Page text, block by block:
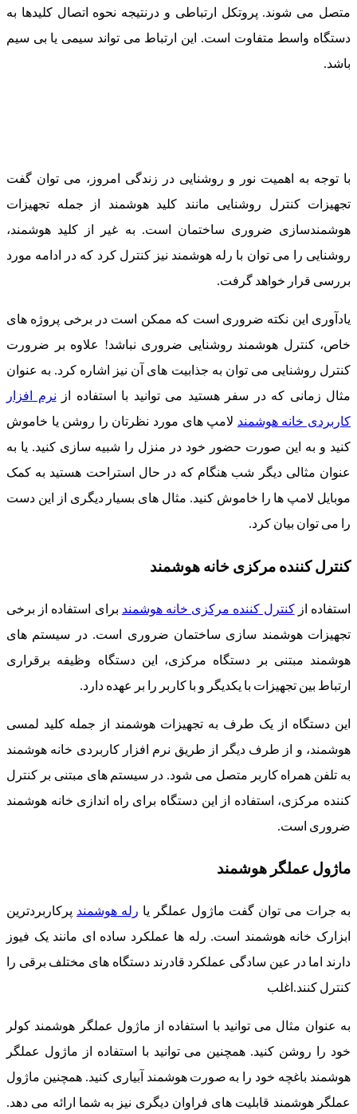
متصل می شوند. پروتکل ارتباطی و درنتیجه نحوه اتصال کلیدها به
دستگاه واسط متفاوت است. این ارتباط می تواند سیمی یا بی سیم
باشد.
با توجه به اهمیت نور و روشنایی در زندگی امروز، می توان گفت
تجهیزات کنترل روشنایی مانند کلید هوشمند از جمله تجهیزات
هوشمندسازی ضروری ساختمان است. به غیر از کلید هوشمند،
روشنایی را می توان با رله هوشمند نیز کنترل کرد که در ادامه مورد
بررسی قرار خواهد گرفت.
یادآوری این نکته ضروری است که ممکن است در برخی پروژه های
خاص، کنترل هوشمند روشنایی ضروری نباشد! علاوه بر ضرورت
کنترل روشنایی می توان به جذابیت های آن نیز اشاره کرد. به عنوان
مثال زمانی که در سفر هستید می توانید با استفاده از نرم افزار
کاربردی خانه هوشمند لامپ های مورد نظرتان را روشن یا خاموش
کنید و به این صورت حضور خود در منزل را شبیه سازی کنید. یا به
عنوان مثالی دیگر شب هنگام که در حال استراحت هستید به کمک
موبایل لامپ ها را خاموش کنید. مثال های بسیار دیگری از این دست
را می توان بیان کرد.
کنترل کننده مرکزی خانه هوشمند
استفاده ازکنترل کننده مرکزی خانه هوشمند برای استفاده از برخی
تجهیزات هوشمند سازی ساختمان ضروری است. در سیستم های
هوشمند مبتنی بر دستگاه مرکزی، این دستگاه وظیفه برقراری
ارتباط بین تجهیزات با یکدیگر و با کاربر را بر عهده دارد.
این دستگاه از یک طرف به تجهیزات هوشمند از جمله کلید لمسی
هوشمند، و از طرف دیگر از طریق نرم افزار کاربردی خانه هوشمند
به تلفن همراه کاربر متصل می شود. در سیستم های مبتنی بر کنترل
کننده مرکزی، استفاده از این دستگاه برای راه اندازی خانه هوشمند
ضروری است.
ماژول عملگر هوشمند
به جرات می توان گفت ماژول عملگر یا رله هوشمند پرکاربردترین
ابزارک خانه هوشمند است. رله ها عملکرد ساده ای مانند یک فیوز
دارند اما در عین سادگی عملکرد قادرند دستگاه های مختلف برقی را
کنترل کنند.اغلب
به عنوان مثال می توانید با استفاده از ماژول عملگر هوشمند کولر
خود را روشن کنید. همچنین می توانید با استفاده از ماژول عملگر
هوشمند باغچه خود را به صورت هوشمند آبیاری کنید. همچنین ماژول
عملگر هوشمند قابلیت های فراوان دیگری نیز به شما ارائه می دهد.